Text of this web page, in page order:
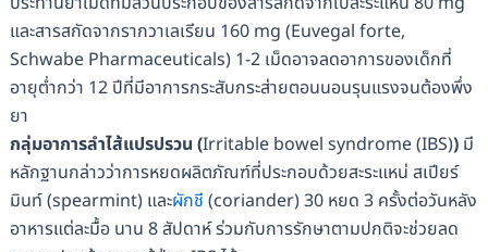
และสารสกัดจากรากวาเลเรียน 160 mg (Euvegal forte,
Schwabe Pharmaceuticals) 1-2 เม็ดอาจลดอาการของเด็กที่
อายุต่ำกว่า 12 ปีที่มีอาการกระสับกระส่ายตอนนอนรุนแรงจนต้องพึ่ง
ยา
กลุ่มอาการลำไส้แปรปรวน (Irritable bowel syndrome (IBS)) มี
หลักฐานกล่าวว่าการหยดผลิตภัณฑ์ที่ประกอบด้วยสะระแหน่ สเปียร์
มินท์ (spearmint) และผักชี (coriander) 30 หยด 3 ครั้งต่อวันหลัง
อาหารแต่ละมื้อ นาน 8 สัปดาห์ ร่วมกับการรักษาตามปกติจะช่วยลด